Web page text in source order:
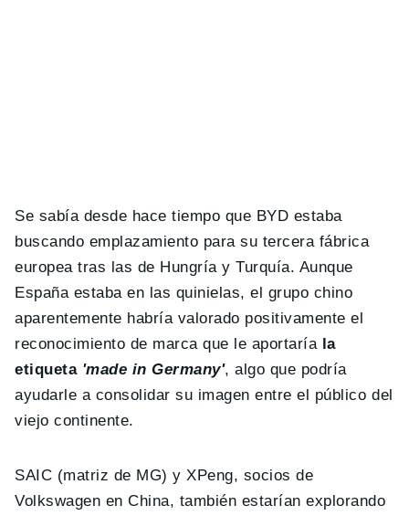
Se sabía desde hace tiempo que BYD estaba
buscando emplazamiento para su tercera fábrica
europea tras las de Hungría y Turquía. Aunque
España estaba en las quinielas, el grupo chino
aparentemente habría valorado positivamente el
reconocimiento de marca que le aportaríala
etiqueta 'made in Germany', algo que podría
ayudarle a consolidar su imagen entre el público del
viejo continente.
SAIC (matriz de MG) y XPeng, socios de
Volkswagen en China, también estarían explorando